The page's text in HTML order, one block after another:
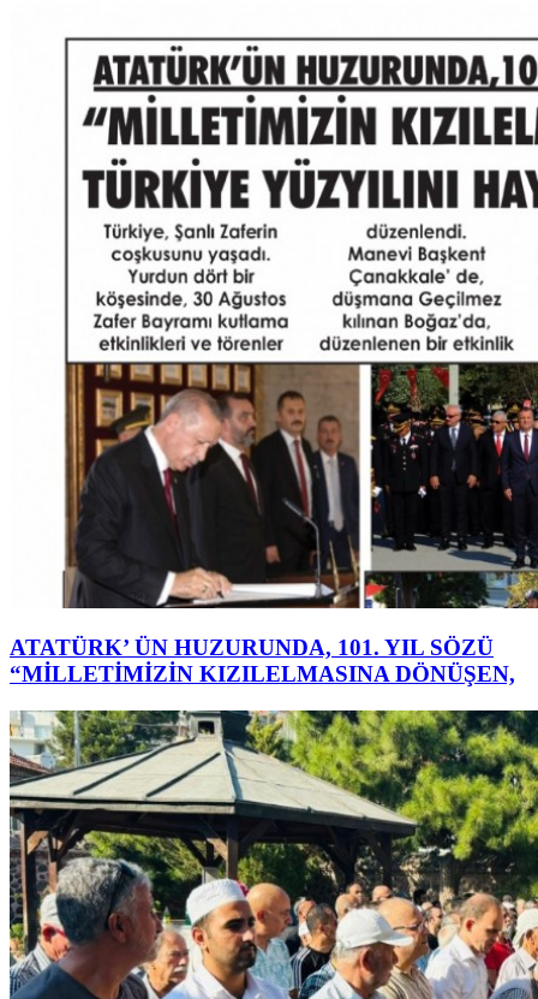
ATATÜRK’ ÜN HUZURUNDA, 101. YIL SÖZÜ
“MİLLETİMİZİN KIZILELMASINA DÖNÜŞEN,